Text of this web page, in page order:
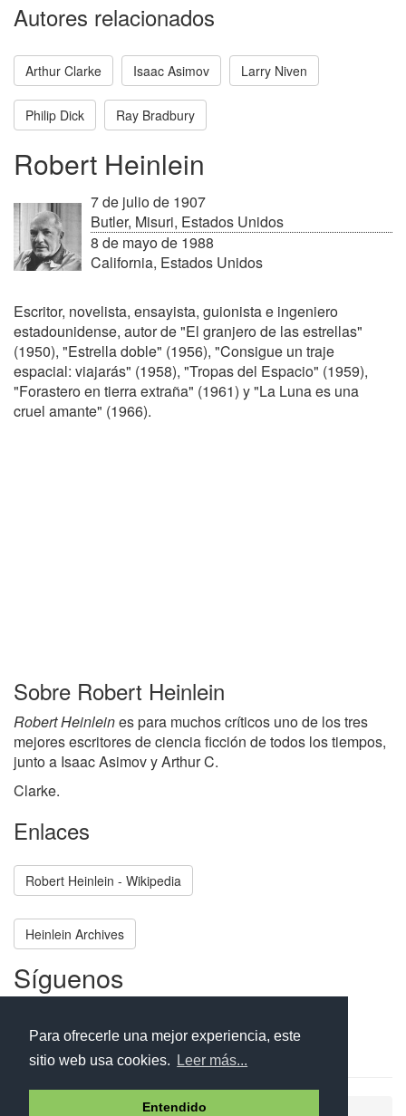
Para ofrecerle una mejor experiencia, este
sitio web usa cookies.
Leer más...
Entendido
Autores relacionados
Arthur Clarke Isaac Asimov Larry Niven
Philip Dick Ray Bradbury
Robert Heinlein
7 de julio de 1907
Butler, Misuri, Estados Unidos
8 de mayo de 1988
California, Estados Unidos
Escritor, novelista, ensayista, guionista e ingeniero
estadounidense, autor de "El granjero de las estrellas"
(1950), "Estrella doble" (1956), "Consigue un traje
espacial: viajarás" (1958), "Tropas del Espacio" (1959),
"Forastero en tierra extraña" (1961) y "La Luna es una
cruel amante" (1966).
Sobre Robert Heinlein
Robert Heinleines para muchos críticos uno de los tres
mejores escritores de ciencia ficción de todos los tiempos,
junto a Isaac Asimov y Arthur C.
Clarke.
Enlaces
Robert Heinlein - Wikipedia
Heinlein Archives
Síguenos